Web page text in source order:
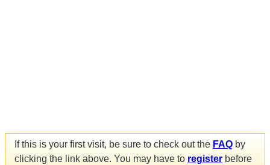
If this is your first visit, be sure to check out the FAQ by
clicking the link above. You may have to register before